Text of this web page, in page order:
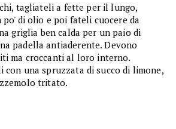
tagliateli a fette per il lungo,
di olio e poi fateli cuocere da
griglia ben calda per un paio di
padella antiaderente. Devono
ma croccanti al loro interno.
con una spruzzata di succo di limone,
tritato.